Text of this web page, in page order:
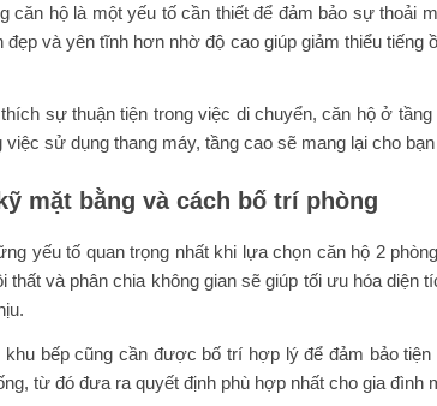
căn hộ là một yếu tố cần thiết để đảm bảo sự thoải
đẹp và yên tĩnh hơn nhờ độ cao giúp giảm thiểu
sự thuận tiện trong việc di chuyển, căn hộ ở
việc sử dụng thang máy, tầng cao sẽ mang lại cho
mặt bằng và cách bố trí phòng
yếu tố quan trọng nhất khi lựa chọn căn hộ 2
thất và phân chia không gian sẽ giúp tối ưu hóa
khu bếp cũng cần được bố trí hợp lý để đảm bảo
từ đó đưa ra quyết định phù hợp nhất cho gia đình